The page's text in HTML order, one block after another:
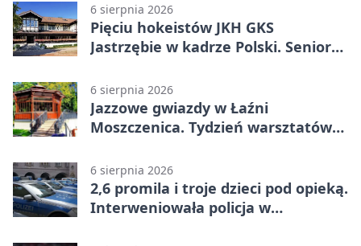
6 sierpnia 2026
Pięciu hokeistów JKH GKS
Jastrzębie w kadrze Polski. Seniorzy
6 sierpnia 2026
Jazzowe gwiazdy w Łaźni
Moszczenica. Tydzień warsztatów
6 sierpnia 2026
2,6 promila i troje dzieci pod opieką.
Interweniowała policja w